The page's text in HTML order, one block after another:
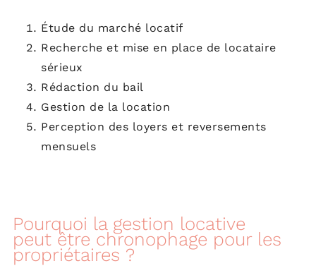
Étude du marché locatif
Recherche et mise en place de locataire
sérieux
Rédaction du bail
Gestion de la location
Perception des loyers et reversements
mensuels
Pourquoi la gestion locative
peut être chronophage pour les
propriétaires ?